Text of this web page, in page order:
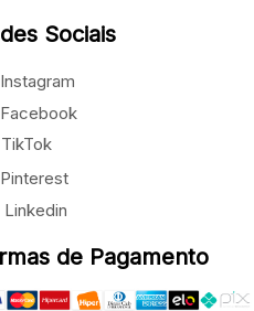
Sociais
Instagram
Facebook
Pinterest
Linkedin
de Pagamento